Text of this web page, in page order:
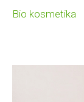
Bio kosmetika